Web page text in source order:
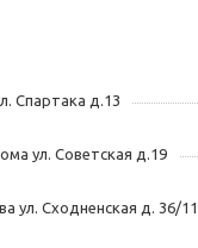
Спартака д.13
ул. Советская д.19
ул. Сходненская д. 36/11